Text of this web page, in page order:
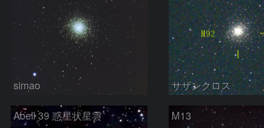
simao サザンクロス
Abell 39 惑星状星雲 M13